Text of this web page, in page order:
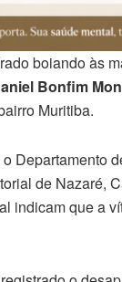
boiando às
Bonfim
Muritiba.
Departamento
de Nazaré,
indicam que a